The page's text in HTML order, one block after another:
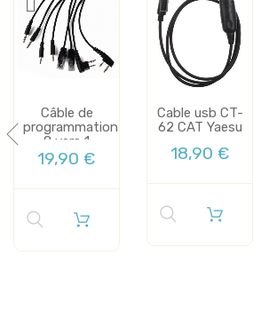
Câble de
programmation
8 vers 1
KENWOOD -
ICOM...
19,90 €
Cable usb CT-
62 CAT Yaesu
18,90 €